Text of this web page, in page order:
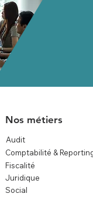
Nos métiers
Audit
Comptabilité &
Fiscalité
Juridique
Social